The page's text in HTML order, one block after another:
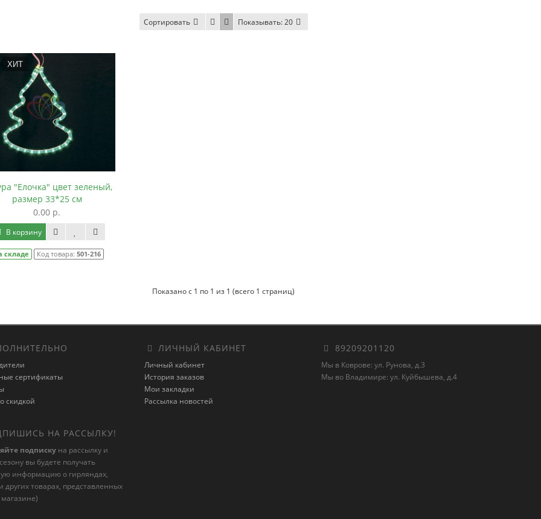
Сортировать Показывать:20
ХИТ
"Елочка" цвет зеленый,
размер 33*25 см
0.00 р.
В корзину
складе Код товара: 501-216
Показано с 1 по 1 из 1 (всего 1 страниц)
сертификаты
скидкой
ЛИЧНЫЙ КАБИНЕТ
Личный кабинет
История заказов
Мои закладки
Рассылка новостей
89209201120
Мы в Коврове: ул. Рунова, д.3
Мы во Владимире: ул. Куйбышева, д.4
НА РАССЫЛКУ!
подписку на рассылку и
вы будете получать
информацию о гирляндах,
других товарах, представленных